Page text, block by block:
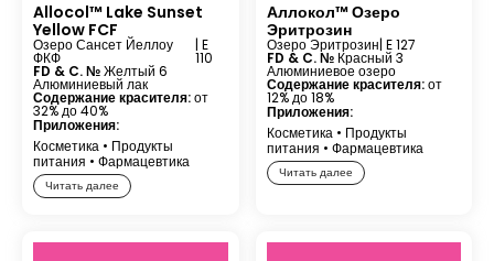
Allocol™ Lake Sunset
Yellow FCF
Озеро Сансет Йеллоу
ФКФ
| E
110
FD & C. №Желтый 6
Алюминиевый лак
Содержание красителя:от
32% до 40%
Приложения:
Косметика • Продукты
питания • Фармацевтика
Читать далее
Аллокол™ Озеро
Эритрозин
Озеро Эритрозин| E 127
FD & C. №Красный 3
Алюминиевое озеро
Содержание красителя:от
12% до 18%
Приложения:
Косметика• Продукты
питания • Фармацевтика
Читать далее